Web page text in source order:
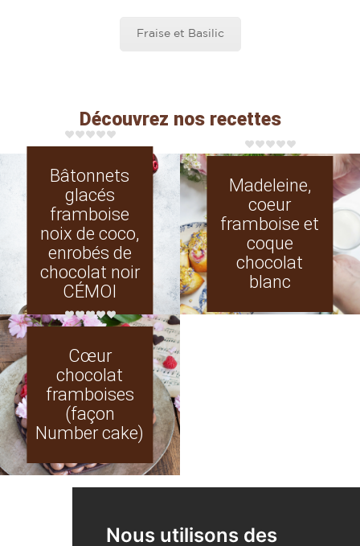
Nous utilisons des
Fraise et Basilic
Découvrez nos recettes
Bâtonnets
glacés
framboise
noix de coco,
enrobés de
chocolat noir
CÉMOI
Madeleine,
coeur
framboise et
coque
chocolat
blanc
Cœur
chocolat
framboises
(façon
Number cake)